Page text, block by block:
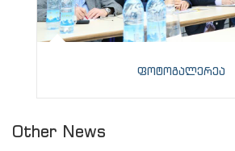
ფოტოგალერეა
Other News